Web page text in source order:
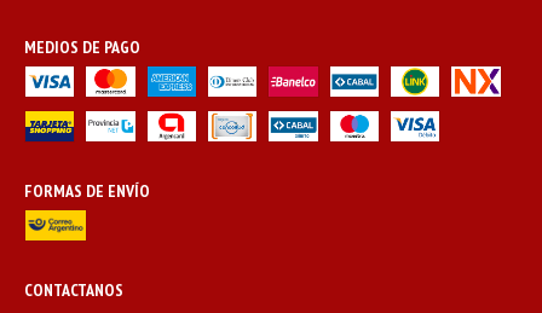
MEDIOS DE PAGO
FORMAS DE ENVÍO
CONTACTANOS